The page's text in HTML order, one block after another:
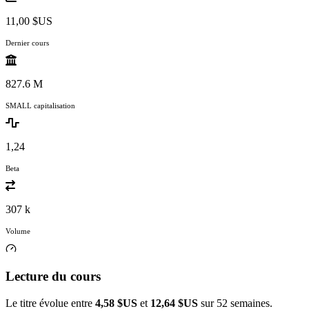
11,00 $US
Dernier cours
827.6 M
SMALL capitalisation
1,24
Beta
307 k
Volume
Lecture du cours
Le titre évolue entre 4,58 $US et 12,64 $US sur 52 semaines.